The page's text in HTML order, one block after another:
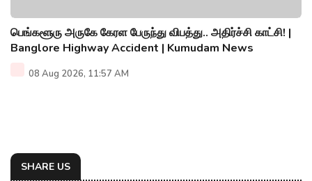
பெங்களூரு அருகே கேரள பேருந்து விபத்து.. அதிர்ச்சி காட்சி! |
Banglore Highway Accident | Kumudam News
08 Aug 2026, 11:57 AM
SHARE US